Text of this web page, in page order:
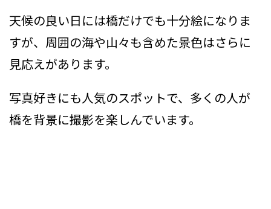
天候の良い日には橋だけでも十分絵になりま
すが、周囲の海や山々も含めた景色はさらに
見応えがあります。
写真好きにも人気のスポットで、多くの人が
橋を背景に撮影を楽しんでいます。